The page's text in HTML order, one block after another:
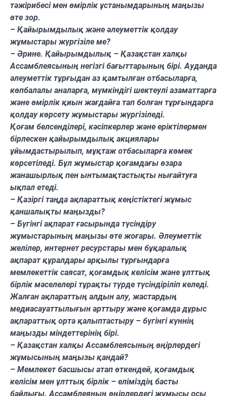
тәжірибесі мен өмірлік ұстанымдарының маңызы
өте зор.
– Қайырымдылық және әлеуметтік қолдау
жұмыстары жүргізіле ме?
– Әрине. Қайырымдылық – Қазақстан халқы
Ассамблеясының негізгі бағыттарының бірі. Ауданда
әлеуметтік тұрғыдан аз қамтылған отбасыларға,
көпбалалы аналарға, мүмкіндігі шектеулі азаматтарға
және өмірлік қиын жағдайға тап болған тұрғындарға
қолдау көрсету жұмыстары жүргізіледі.
Қоғам белсенділері, кәсіпкерлер және еріктілермен
бірлескен қайырымдылық акциялары
ұйымдастырылып, мұқтаж отбасыларға көмек
көрсетіледі. Бұл жұмыстар қоғамдағы өзара
жанашырлық пен ынтымақтастықты нығайтуға
ықпал етеді.
– Қазіргі таңда ақпараттық кеңістіктегі жұмыс
қаншалықты маңызды?
– Бүгінгі ақпарат ғасырында түсіндіру
жұмыстарының маңызы өте жоғары. Әлеуметтік
желілер, интернет ресурстары мен бұқаралық
ақпарат құралдары арқылы тұрғындарға
мемлекеттік саясат, қоғамдық келісім және ұлттық
бірлік мәселелері тұрақты түрде түсіндіріліп келеді.
Жалған ақпараттың алдын алу, жастардың
медиасауаттылығын арттыру және қоғамда дұрыс
ақпараттық орта қалыптастыру – бүгінгі күннің
маңызды міндеттерінің бірі.
– Қазақстан халқы Ассамблеясының өңірлердегі
жұмысының маңызы қандай?
– Мемлекет басшысы атап өткендей, қоғамдық
келісім мен ұлттық бірлік – еліміздің басты
байлығы. Ассамблеяның өңірлердегі жұмысы осы